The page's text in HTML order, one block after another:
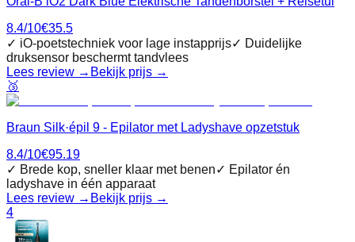
8.4/10€35.5
✓ iO-poetstechniek voor lage instapprijs✓ Duidelijke
druksensor beschermt tandvlees
Lees review → Bekijk prijs →
🥉
Braun Silk·épil 9 - Epilator met Ladyshave opzetstuk
8.4/10€95.19
✓ Brede kop, sneller klaar met benen✓ Epilator én
ladyshave in één apparaat
Lees review → Bekijk prijs →
4